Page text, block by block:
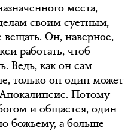
места,
своим суетным,
Он, наверное,
работать, чтоб
Ведь, как он сам
только он один может
Апокалипсис. Потому
и общается, один
божьему, а больше